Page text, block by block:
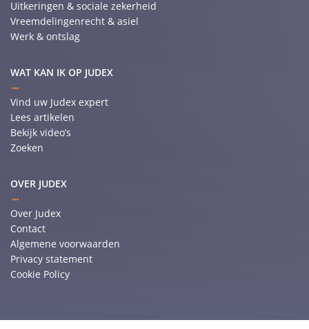
Uitkeringen & sociale zekerheid
Vreemdelingenrecht & asiel
Werk & ontslag
WAT KAN IK OP JUDEX
Vind uw Judex expert
Lees artikelen
Bekijk video’s
Zoeken
OVER JUDEX
Over Judex
Contact
Algemene voorwaarden
Privacy statement
Cookie Policy